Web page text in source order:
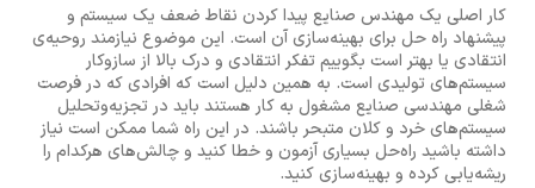
کار اصلی یک مهندس صنایع پیدا کردن نقاط ضعف یک سیستم و
پیشنهاد راه حل برای بهینه‌سازی آن است. این موضوع نیازمند روحیه‌ی
انتقادی یا بهتر است بگوییم تفکر انتقادی و درک بالا از سازوکار
سیستم‌های تولیدی است. به همین دلیل است که افرادی که در فرصت
شغلی مهندسی صنایع مشغول به کار هستند باید در تجزیه‌وتحلیل
سیستم‌های خرد و کلان متبحر باشند. در این راه شما ممکن است نیاز
داشته باشید راه‌حل بسیاری آزمون و خطا کنید و چالش‌های هرکدام را
ریشه‌یابی کرده و بهینه‌سازی کنید.